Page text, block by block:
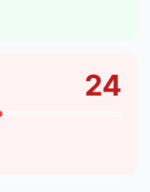
24